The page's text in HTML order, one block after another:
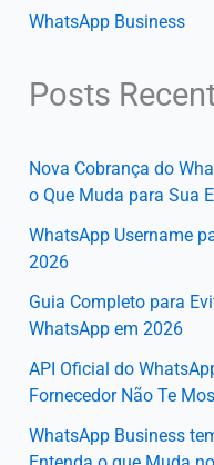
WhatsApp Business
Posts
Nova Cobrança do
o Que Muda para Sua
WhatsApp Username
2026
Guia Completo para
WhatsApp em 2026
API Oficial do
Fornecedor Não Te
WhatsApp Business